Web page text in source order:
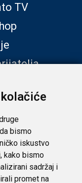
bismo
iskustvo
kako bismo
sadržaj i
promet na
TV
1 EUR =